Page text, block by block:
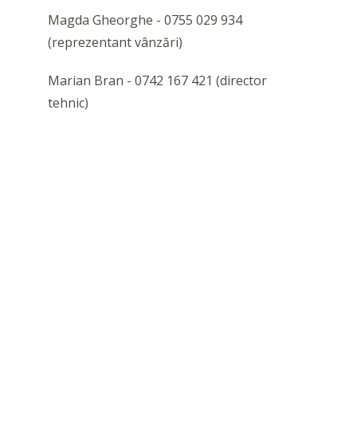
Magda Gheorghe - 0755 029 934
(reprezentant vânzări)
Marian Bran - 0742 167 421 (director
tehnic)